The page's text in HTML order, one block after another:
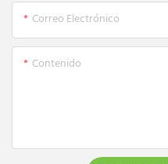
Correo Electrónico
Contenido